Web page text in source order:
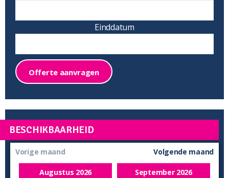
Einddatum
Offerte aanvragen
BESCHIKBAARHEID
Vorige maand
Augustus 2026
Volgende maand
September 2026